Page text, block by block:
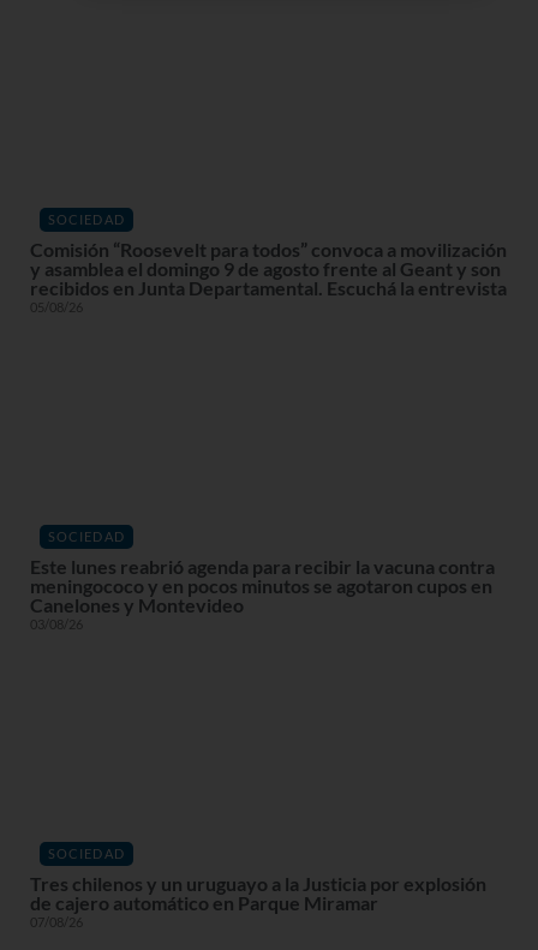
SOCIEDAD
Comisión “Roosevelt para todos” convoca a movilización
y asamblea el domingo 9 de agosto frente al Geant y son
recibidos en Junta Departamental. Escuchá la entrevista
05/08/26
SOCIEDAD
Este lunes reabrió agenda para recibir la vacuna contra
meningococo y en pocos minutos se agotaron cupos en
Canelones y Montevideo
03/08/26
SOCIEDAD
Tres chilenos y un uruguayo a la Justicia por explosión
de cajero automático en Parque Miramar
07/08/26